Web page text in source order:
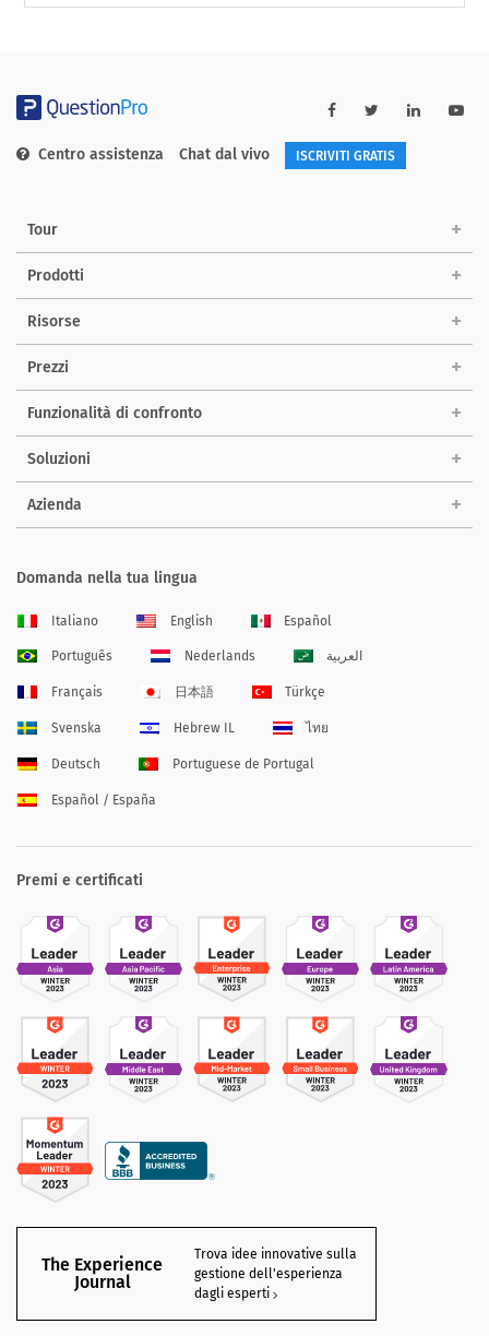
Centro assistenza Chat dal vivo ISCRIVITI GRATIS
Tour
Prodotti
Risorse
Prezzi
Funzionalità di confronto
Soluzioni
Azienda
Domanda nella tua lingua
Italiano English Español
Português Nederlands العربية
Français 日本語 Türkçe
Svenska Hebrew IL ไทย
Deutsch Portuguese de Portugal
Español / España
Premi e certificati
The Experience
Journal
Trova idee innovative sulla
gestione dell'esperienza
dagli esperti